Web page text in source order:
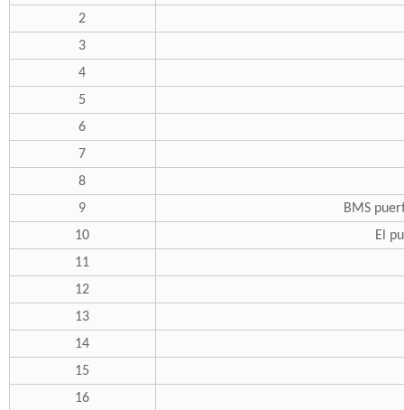
2
3
4
5
6
7
8
9
BMS
10
El
11
12
13
14
15
16